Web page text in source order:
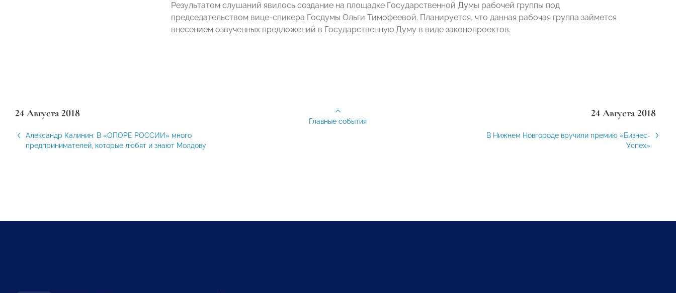
Результатом слушаний явилось создание на площадке Государственной Думы рабочей группы под
председательством вице-спикера Госдумы Ольги Тимофеевой. Планируется, что данная рабочая группа займется
внесением озвученных предложений в Государственную Думу в виде законопроектов.
24 Августа 2018
Александр Калинин: В «ОПОРЕ РОССИИ» много
предпринимателей, которые любят и знают Молдову
24 Августа 2018
В Нижнем Новгороде вручили премию «Бизнес-
Успех»
Главные события